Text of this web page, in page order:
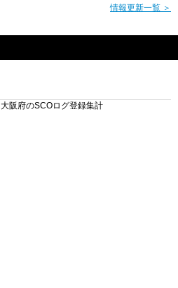
情報更新一覧 ＞
大阪府のSCOログ登録集計